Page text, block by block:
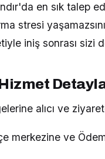
en sık talep
stresi
iniş sonrası sizi
alıcı ve
merkezine ve